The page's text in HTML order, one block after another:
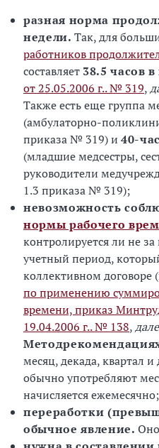
разная норма
недели.Так, для
работников
составляет 38.5 часов в
от 25.05.2006 г.. № 319,
Также есть еще группа
(амбулаторно-
приказа № 319) и 40-
(младшие медсестры,
руководители
1.3 приказа № 319);
невозможность
нормы рабочего
контролируется ли не
учетный период,
коллективном договоре
по применению
времени, приказ
19.04.2006 г.. № 138,
месяц, декада, квартал
обычно употребляют
начисляется ежемесячно;
переработки
обычное явление.